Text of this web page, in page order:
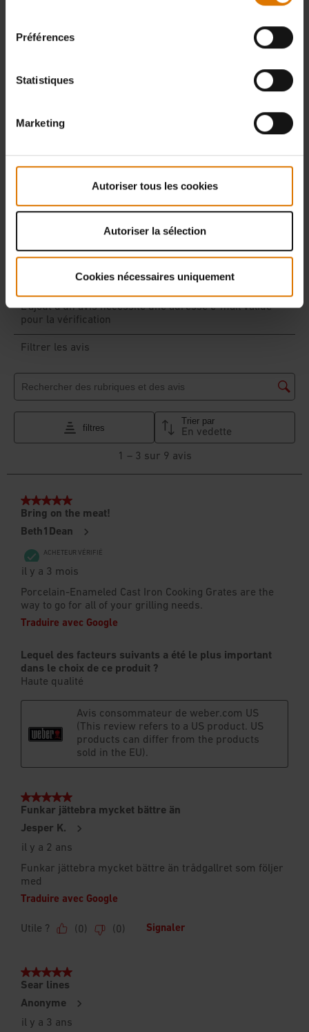
Préférences
Statistiques
Marketing
Autoriser tous les cookies
Autoriser la sélection
Cookies nécessaires uniquement